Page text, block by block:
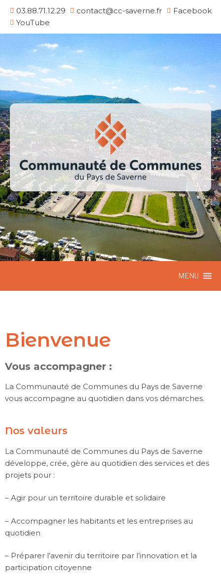
03.88.71.12.29 contact@cc-saverne.fr
Facebook
YouTube
MENU
Bienvenue
Vous accompagner :
La Communauté de Communes du Pays de Saverne
vous accompagne au quotidien dans vos démarches.
Nos valeurs
La Communauté de Communes du Pays de Saverne
développe, crée, gère au quotidien des services et des
projets pour :
– Agir pour un territoire durable et solidaire
– Accompagner les habitants et les entreprises au
quotidien
– Préparer l’avenir du territoire par l’innovation et la
participation citoyenne